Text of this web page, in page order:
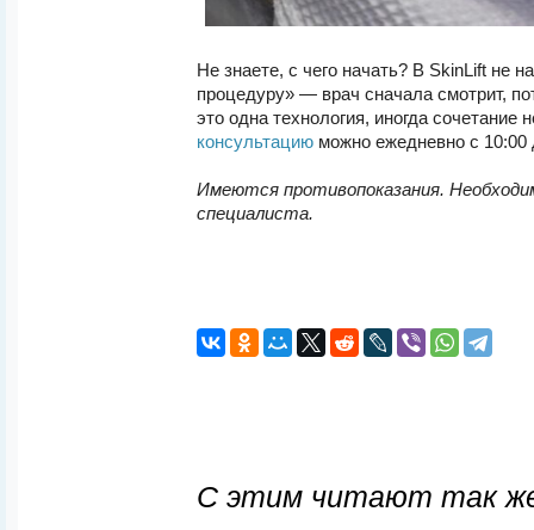
Не знаете, с чего начать? В SkinLift не
процедуру» — врач сначала смотрит,
это одна технология, иногда сочетание
консультацию можно ежедневно с 10:00
Имеются противопоказания.
специалиста.
С этим читают так